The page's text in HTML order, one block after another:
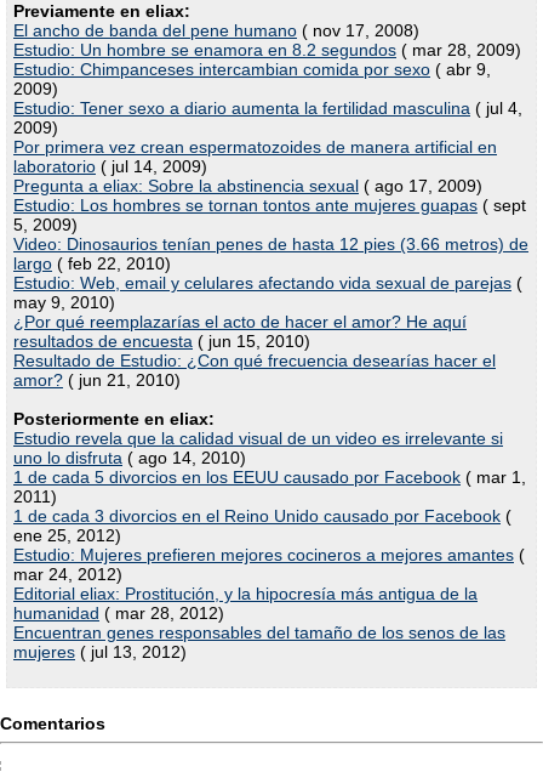
Previamente en eliax:
El ancho de banda del pene humano ( nov 17, 2008)
Estudio: Un hombre se enamora en 8.2 segundos ( mar 28, 2009)
Estudio: Chimpanceses intercambian comida por sexo ( abr 9,
2009)
Estudio: Tener sexo a diario aumenta la fertilidad masculina ( jul 4,
2009)
Por primera vez crean espermatozoides de manera artificial en
laboratorio ( jul 14, 2009)
Pregunta a eliax: Sobre la abstinencia sexual ( ago 17, 2009)
Estudio: Los hombres se tornan tontos ante mujeres guapas ( sept
5, 2009)
Video: Dinosaurios tenían penes de hasta 12 pies (3.66 metros) de
largo ( feb 22, 2010)
Estudio: Web, email y celulares afectando vida sexual de parejas (
may 9, 2010)
¿Por qué reemplazarías el acto de hacer el amor? He aquí
resultados de encuesta ( jun 15, 2010)
Resultado de Estudio: ¿Con qué frecuencia desearías hacer el
amor? ( jun 21, 2010)
Posteriormente en eliax:
Estudio revela que la calidad visual de un video es irrelevante si
uno lo disfruta ( ago 14, 2010)
1 de cada 5 divorcios en los EEUU causado por Facebook ( mar 1,
2011)
1 de cada 3 divorcios en el Reino Unido causado por Facebook (
ene 25, 2012)
Estudio: Mujeres prefieren mejores cocineros a mejores amantes (
mar 24, 2012)
Editorial eliax: Prostitución, y la hipocresía más antigua de la
humanidad ( mar 28, 2012)
Encuentran genes responsables del tamaño de los senos de las
mujeres ( jul 13, 2012)
Comentarios